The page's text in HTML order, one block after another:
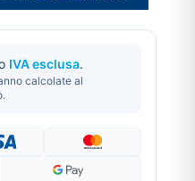
IVA esclusa.
calcolate al